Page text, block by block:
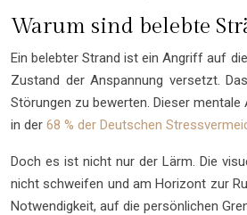
Warum sind belebte
Ein belebter Strand ist ein Angriff auf
Zustand der Anspannung versetzt.
Störungen zu bewerten. Dieser
in der 68 % der Deutschen
Doch es ist nicht nur der Lärm. Die
nicht schweifen und am Horizont zur
Notwendigkeit, auf die persönlichen